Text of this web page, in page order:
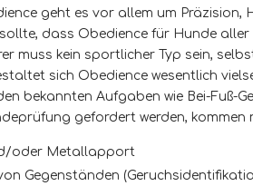
geht es vor allem um Präzision,
dass Obedience für Hunde
muss kein sportlicher Typ sein,
sich Obedience wesentlich
bekannten Aufgaben wie Bei-Fuß-
gefordert werden, kommen
oder Metallapport
Gegenständen